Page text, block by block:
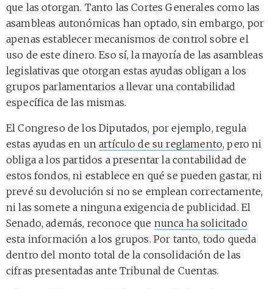
que las otorgan. Tanto las Cortes Generales como las
asambleas autonómicas han optado, sin embargo, por
apenas establecer mecanismos de control sobre el
uso de este dinero. Eso sí, la mayoría de las asambleas
legislativas que otorgan estas ayudas obligan a los
grupos parlamentarios a llevar una contabilidad
específica de las mismas.
El Congreso de los Diputados, por ejemplo, regula
estas ayudas en unartículo de su reglamento, pero ni
obliga a los partidos a presentar la contabilidad de
estos fondos, ni establece en qué se pueden gastar, ni
prevé su devolución si no se emplean correctamente,
ni las somete a ninguna exigencia de publicidad. El
Senado, además, reconoce que nunca ha solicitado
esta información a los grupos. Por tanto, todo queda
dentro del monto total de la consolidación de las
cifras presentadas ante Tribunal de Cuentas.